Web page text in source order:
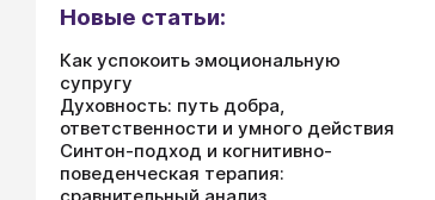
Новые статьи:
Как успокоить эмоциональную
супругу
Духовность: путь добра,
ответственности и умного действия
Синтон-подход и когнитивно-
поведенческая терапия: